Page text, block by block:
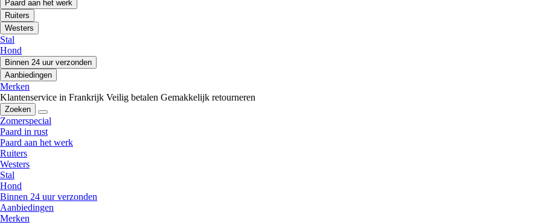
Paard aan het werk
Ruiters
Westers
Stal
Hond
Binnen 24 uur verzonden
Aanbiedingen
Merken
Klantenservice in Frankrijk Veilig betalen Gemakkelijk retourneren
Zoeken
Zomerspecial
Paard in rust
Paard aan het werk
Ruiters
Westers
Stal
Hond
Binnen 24 uur verzonden
Aanbiedingen
Merken